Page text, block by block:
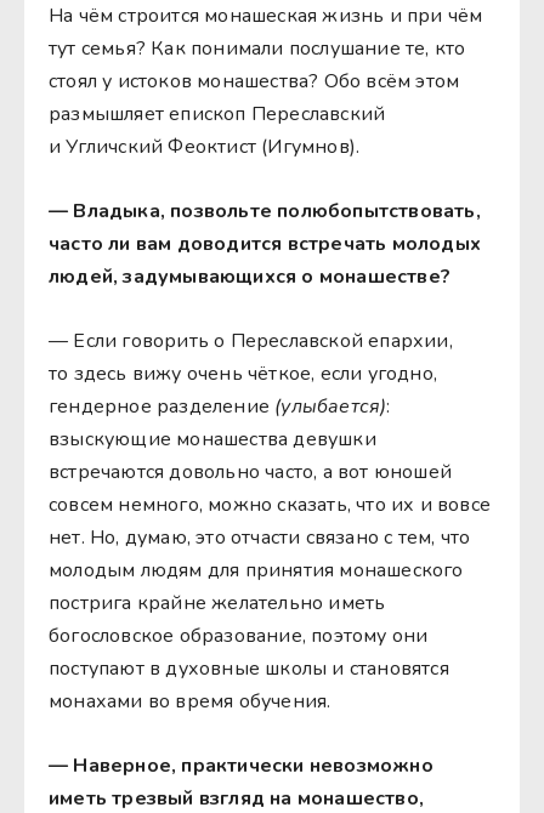
На чём строится монашеская жизнь и при чём
тут семья? Как понимали послушание те, кто
стоял у истоков монашества? Обо всём этом
размышляет епископ Переславский
и Угличский Феоктист (Игумнов).
— Владыка, позвольте полюбопытствовать,
часто ли вам доводится встречать молодых
людей, задумывающихся о монашестве?
— Если говорить о Переславской епархии,
то здесь вижу очень чёткое, если угодно,
гендерное разделение (улыбается):
взыскующие монашества девушки
встречаются довольно часто, а вот юношей
совсем немного, можно сказать, что их и вовсе
нет. Но, думаю, это отчасти связано с тем, что
молодым людям для принятия монашеского
пострига крайне желательно иметь
богословское образование, поэтому они
поступают в духовные школы и становятся
монахами во время обучения.
— Наверное, практически невозможно
иметь трезвый взгляд на монашество,